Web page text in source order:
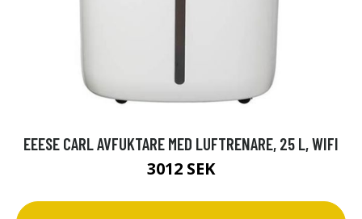
EEESE CARL AVFUKTARE MED LUFTRENARE, 25 L, WIFI
3012 SEK